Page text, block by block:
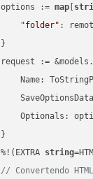
options := map
"folder" :
}
request :=
Name:
Optionals:
}
%!(EXTRA string
// Convertendo